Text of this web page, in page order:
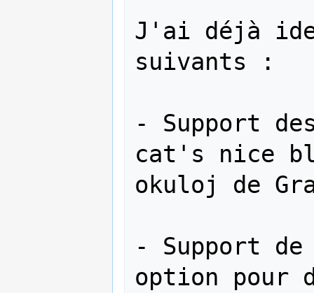
J'ai déjà
suivants :
- Support
cat's nice
okuloj de
- Support
option pour